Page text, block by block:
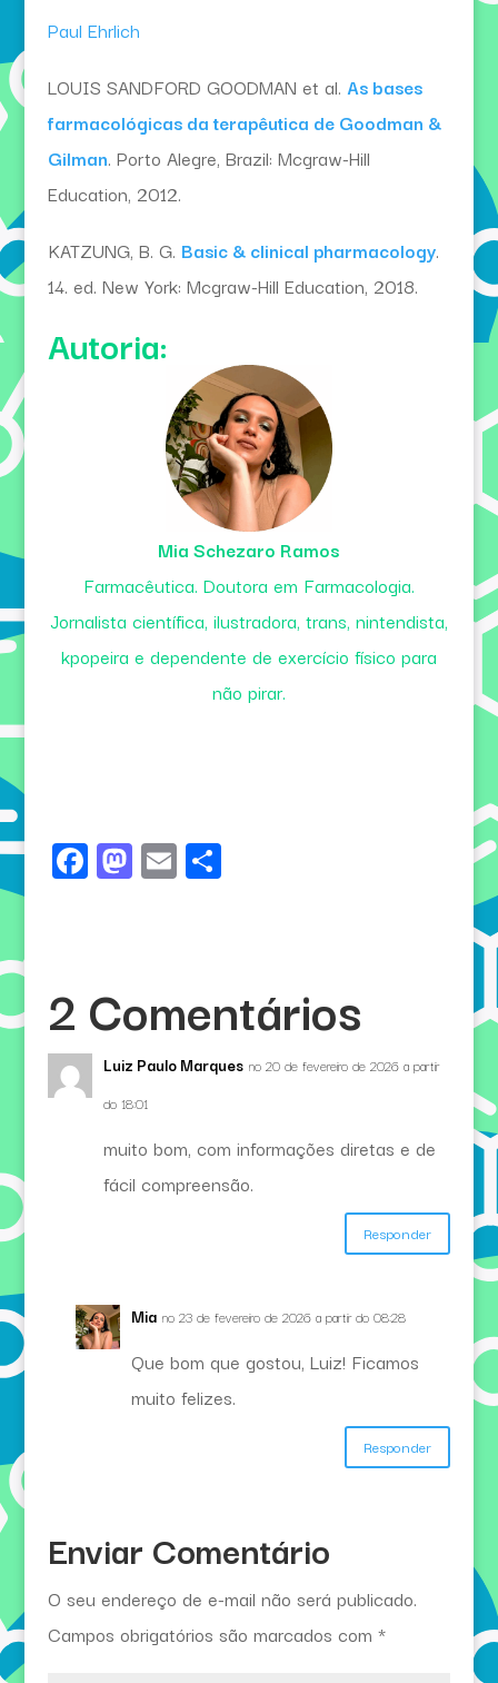
Paul Ehrlich
LOUIS SANDFORD GOODMAN et al. As bases
farmacológicas da terapêutica de Goodman &
Gilman. Porto Alegre, Brazil: Mcgraw-Hill
Education, 2012.
KATZUNG, B. G. Basic & clinical pharmacology.
14. ed. New York: Mcgraw-Hill Education, 2018.
Autoria:
Mia Schezaro Ramos
Farmacêutica. Doutora em Farmacologia.
Jornalista científica, ilustradora, trans, nintendista,
kpopeira e dependente de exercício físico para
não pirar.
Fa M
n
E Sh
2 Comentários
Luiz Paulo Marques no 20 de fevereiro de 2026 a partir
do 18:01
muito bom, com informações diretas e de
fácil compreensão.
Responder
Mia no 23 de fevereiro de 2026 a partir do 08:28
Que bom que gostou, Luiz! Ficamos
muito felizes.
Responder
Enviar Comentário
O seu endereço de e-mail não será publicado.
Campos obrigatórios são marcados com *